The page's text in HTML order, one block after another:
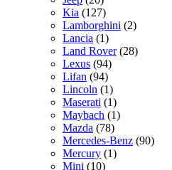
Kia (127)
Lamborghini (2)
Lancia (1)
Land Rover (28)
Lexus (94)
Lifan (94)
Lincoln (1)
Maserati (1)
Maybach (1)
Mazda (78)
Mercedes-Benz (90)
Mercury (1)
Mini (10)